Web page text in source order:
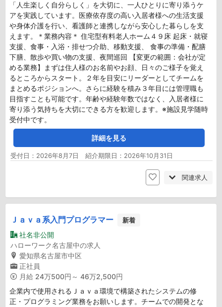
「人生楽しく自分らしく」を大切に、一人ひとりに寄り添うケ
アを実践しています。医療依存度の高い入居者様への生活支援
や身体介護を行い、看護師と連携しながら安心した暮らしを支
えます。＊業務内容＊ 住宅型有料老人ホーム４９床 起床・就寝
支援、食事・入浴・排せつ介助、移動支援、 食事の準備・配膳
下膳、散歩や買い物の支援、夜間巡回 【変更の範囲：会社が定
める業務】まずは住人様のお名前やお顔、日々のご様子を覚え
るところからスタート。２年を目安にリーダーとしてチームを
まとめるポジションへ。さらに経験を積み３年目には管理職も
目指すことも可能です。年齢や経験年数ではなく、入居者様に
寄り添う気持ちを大切にできる方を歓迎します。※施設見学随時
受付中です。
詳細を見る
受付日：2026年8月7日 紹介期限日：2026年10月31日
関連求人
Ｊａｖａ系入門プログラマー 新着
社名非公開
ハローワーク名古屋中の求人
愛知県名古屋市中区
正社員
月給 24万500円～ 46万2,500円
企業内で使用されるＪａｖａ環境で構築されたシステムの修
正・プログラミング業務をお願いします。チームでの開発とな